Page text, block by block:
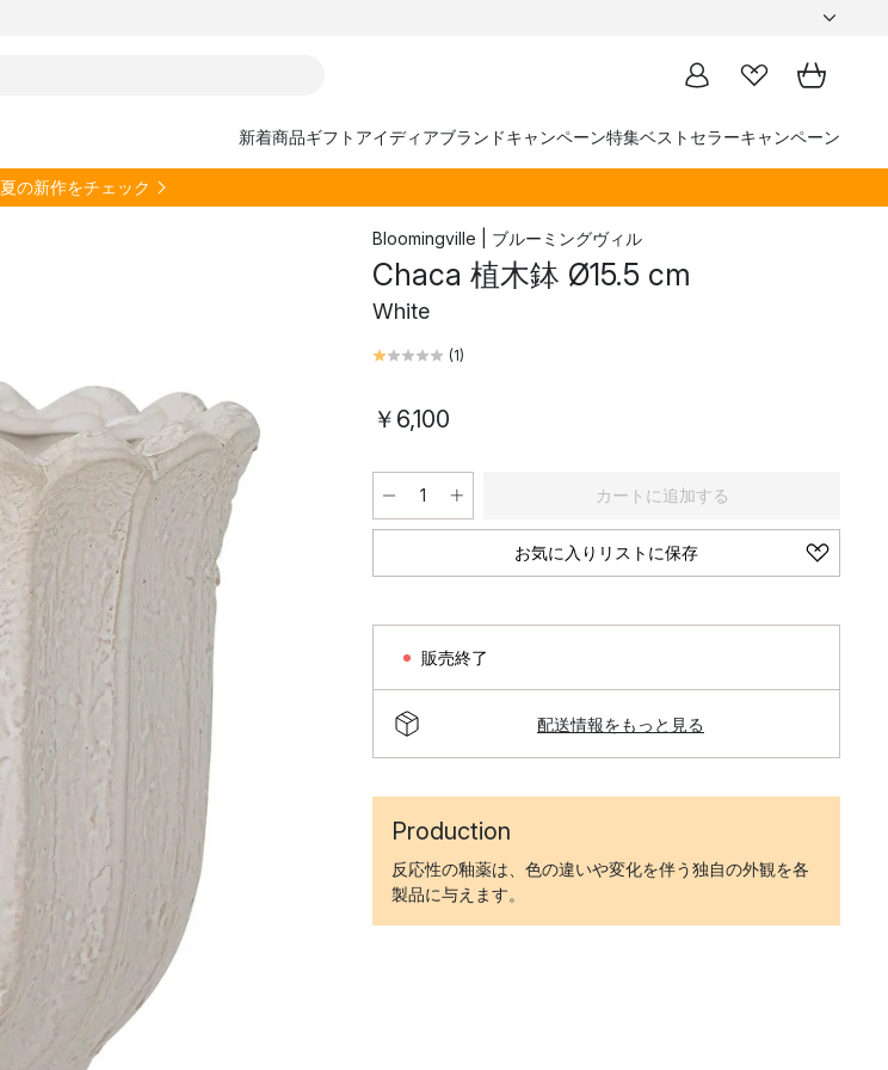
新着商品ギフトアイディアブランドキャンペーン特集ベストセラーキャンペーン
夏の新作をチェック
Bloomingville | ブルーミングヴィル
Chaca 植木鉢 Ø15.5 cm
White
(1)
￥6,100
カートに追加する
お気に入りリストに保存
販売終了
配送情報をもっと見る
Production
反応性の釉薬は、色の違いや変化を伴う独自の外観を各
製品に与えます。